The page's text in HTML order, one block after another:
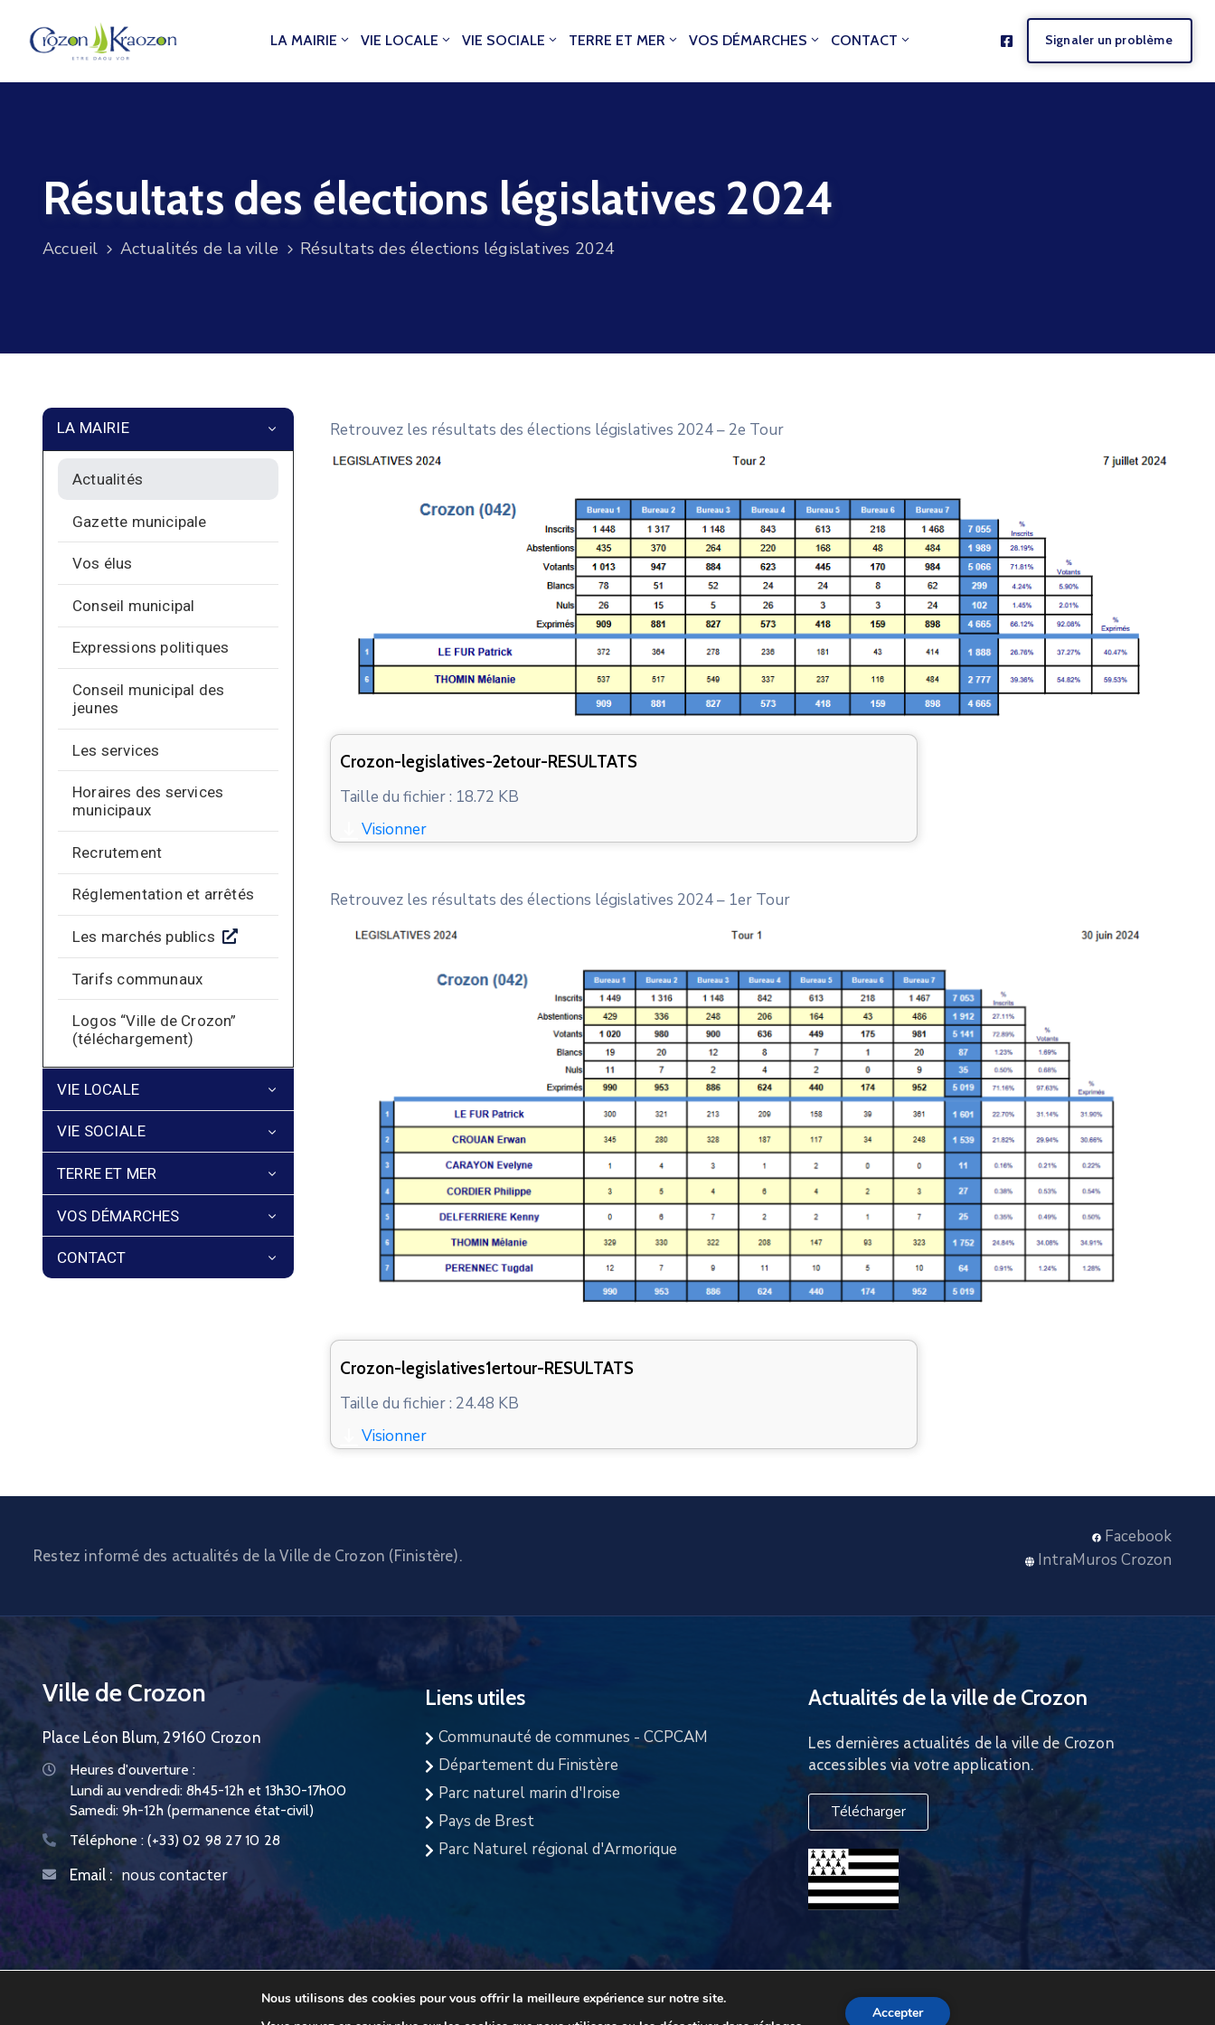
LA MAIRIE VIE LOCALE VIE SOCIALE TERRE ET MER VOS DÉMARCHES CONTACT Signaler un problème
Résultats des élections législatives 2024
Accueil Actualités de la ville Résultats des élections législatives 2024
LA MAIRIE
Actualités
Gazette municipale
Vos élus
Conseil municipal
Expressions politiques
Conseil municipal des
jeunes
Les services
Horaires des services
municipaux
Recrutement
Réglementation et arrêtés
Les marchés publics
Tarifs communaux
Logos “Ville de Crozon”
(téléchargement)
VIE LOCALE
VIE SOCIALE
TERRE ET MER
VOS DÉMARCHES
CONTACT
Retrouvez les résultats des élections législatives 2024 – 2e Tour
Crozon-legislatives-2etour-RESULTATS
Taille du fichier : 18.72 KB
Visionner
Retrouvez les résultats des élections législatives 2024 – 1er Tour
Crozon-legislatives1ertour-RESULTATS
Taille du fichier : 24.48 KB
Visionner
Restez informé des actualités de la Ville de Crozon (Finistère).
Facebook
IntraMuros Crozon
Ville de Crozon
Place Léon Blum, 29160 Crozon
Heures d'ouverture :
Lundi au vendredi: 8h45-12h et 13h30-17h00
Samedi: 9h-12h (permanence état-civil)
Téléphone : (+33) 02 98 27 10 28
Email : nous contacter
Liens utiles
Communauté de communes - CCPCAM
Département du Finistère
Parc naturel marin d'Iroise
Pays de Brest
Parc Naturel régional d'Armorique
Actualités de la ville de Crozon
Les dernières actualités de la ville de Crozon
accessibles via votre application.
Télécharger
Site internet réalisé par
Nous utilisons des cookies pour vous offrir la meilleure expérience sur notre site.
Accepter